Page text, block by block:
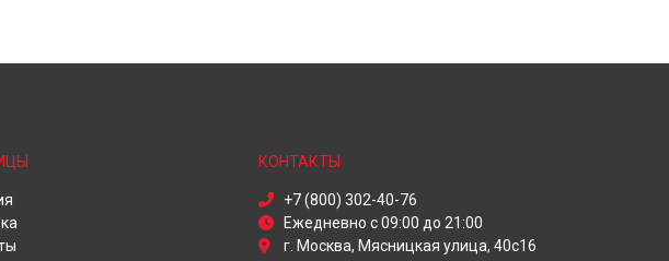
КОНТАКТЫ
+7 (800) 302-40-76
Ежедневно с 09:00 до 21:00
г. Москва, Мясницкая улица, 40с16